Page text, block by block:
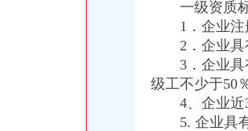
一级资质
1．企业注
2．企业具有
3．企业具有
级工不少于50
4、企业近3
5. 企业具有